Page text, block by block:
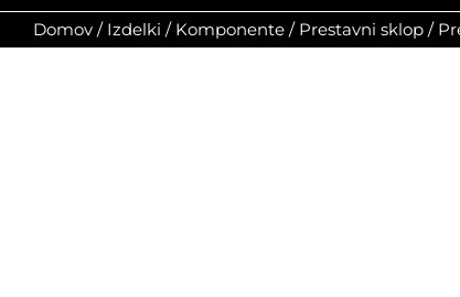
Domov / Izdelki / Komponente / Prestavni sklop /